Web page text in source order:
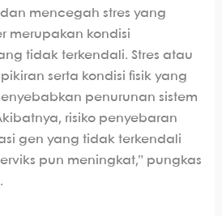
mencegah stres yang
merupakan kondisi
tidak terkendali. Stres atau
serta kondisi fisik yang
penurunan sistem
risiko penyebaran
gen yang tidak terkendali
pun meningkat,” pungkas